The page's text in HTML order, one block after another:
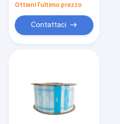
riciclaggio sacchetto
preaperto
Ottieni l'ultimo prezzo
Contattaci